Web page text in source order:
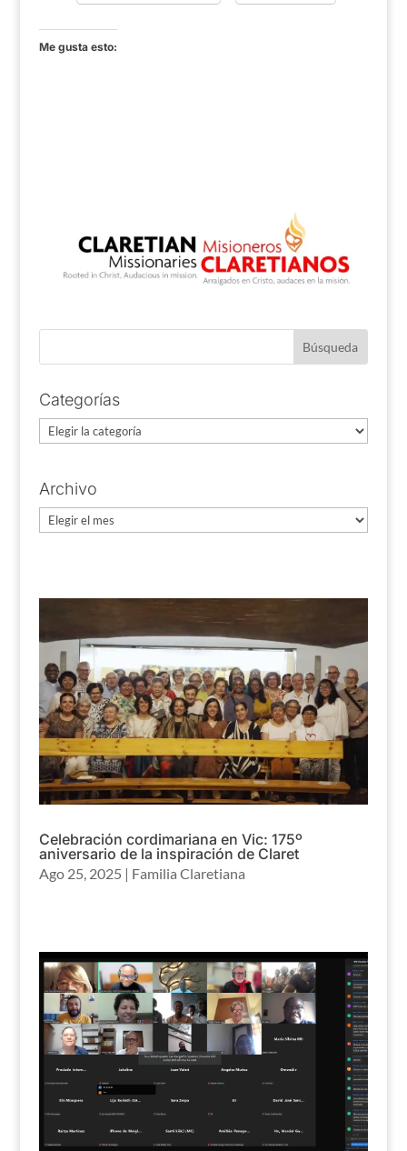
Me gusta esto:
Categorías
Categorías
Archivo
Archivo
Celebración cordimariana en Vic: 175º
aniversario de la inspiración de Claret
Ago 25, 2025 | Familia Claretiana